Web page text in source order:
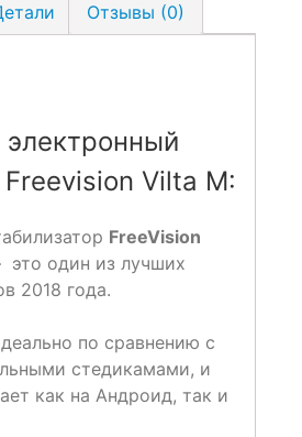
Отзывы (0)
Vilta M:
FreeVision
это один из лучших
2018 года.
по сравнению с
стедикамами, и
как на Андроид, так и